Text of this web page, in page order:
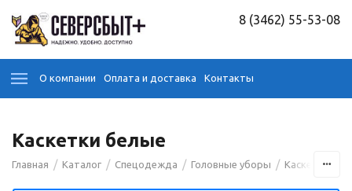
8 (3462) 55-53-08
О компании Оплата и доставка Контакты
Каскетки белые
Главная / Каталог / Спецодежда / Головные уборы / Каскетки